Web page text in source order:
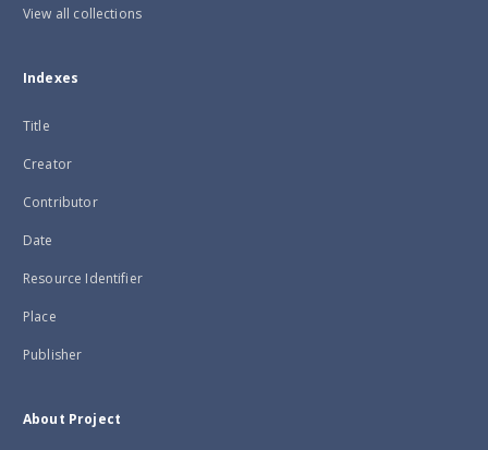
View all collections
Indexes
Title
Creator
Contributor
Date
Resource Identifier
Place
Publisher
About Project